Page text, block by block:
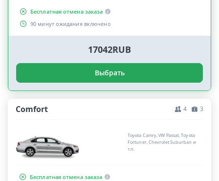
Бесплатная отмена заказа
90 минут ожидания включено
17042RUB
Выбрать
Comfort 4 3
Toyota Camry, VW Passat, Toyota
Fortuner, Chevrolet Suburban и
т.п.
Бесплатная отмена заказа